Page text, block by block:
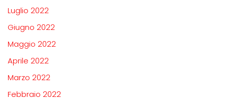
Luglio 2022
Giugno 2022
Maggio 2022
Aprile 2022
Marzo 2022
Febbraio 2022